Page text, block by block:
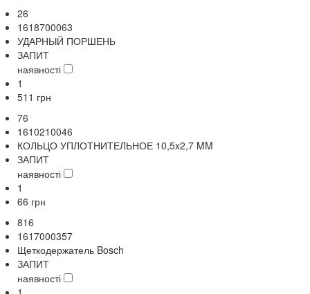
26
1618700063
УДАРНЫЙ ПОРШЕНЬ
ЗАПИТ
наявності
1
511 грн
76
1610210046
КОЛЬЦО УПЛОТНИТЕЛЬНОЕ 10,5x2,7 MM
ЗАПИТ
наявності
1
66 грн
816
1617000357
Щеткодержатель Bosch
ЗАПИТ
наявності